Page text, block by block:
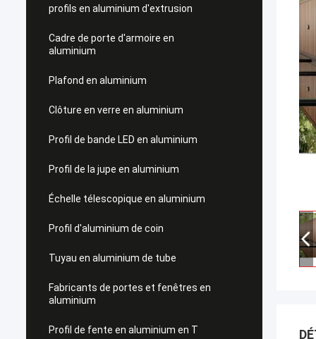
profils en aluminium d'extrusion
Cadre de porte d'armoire en
aluminium
Plafond en aluminium
Clôture en verre en aluminium
Profil de bande LED en aluminium
Profil de la jupe en aluminium
Échelle télescopique en aluminium
Profil d'aluminium de coin
Tuyau en aluminium de tube
Fabricants de portes et fenêtres en
aluminium
Profil de fente en aluminium en T